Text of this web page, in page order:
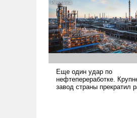
Сложившаяся ситуация
означает многолетний
уязвимости США,
перед Китаем.